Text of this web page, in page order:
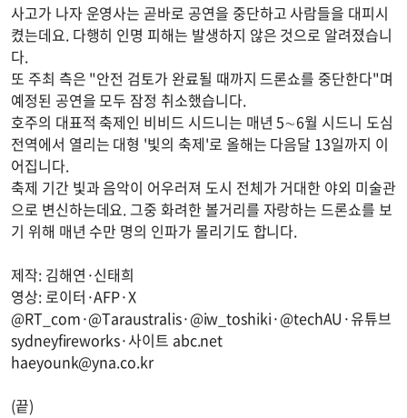
사고가 나자 운영사는 곧바로 공연을 중단하고 사람들을 대피시
켰는데요. 다행히 인명 피해는 발생하지 않은 것으로 알려졌습니
다.
또 주최 측은 "안전 검토가 완료될 때까지 드론쇼를 중단한다"며
예정된 공연을 모두 잠정 취소했습니다.
호주의 대표적 축제인 비비드 시드니는 매년 5∼6월 시드니 도심
전역에서 열리는 대형 '빛의 축제'로 올해는 다음달 13일까지 이
어집니다.
축제 기간 빛과 음악이 어우러져 도시 전체가 거대한 야외 미술관
으로 변신하는데요. 그중 화려한 볼거리를 자랑하는 드론쇼를 보
기 위해 매년 수만 명의 인파가 몰리기도 합니다.
제작: 김해연·신태희
영상: 로이터·AFP·X
@RT_com·@Taraustralis·@iw_toshiki·@techAU·유튜브
sydneyfireworks·사이트 abc.net
haeyounk@yna.co.kr
(끝)